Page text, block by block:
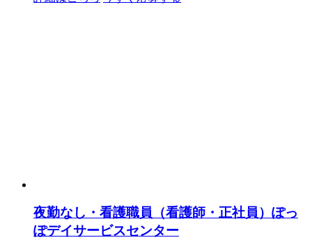
夜勤なし・看護職員（看護師・正社員）ぽっ
ぽデイサービスセンター